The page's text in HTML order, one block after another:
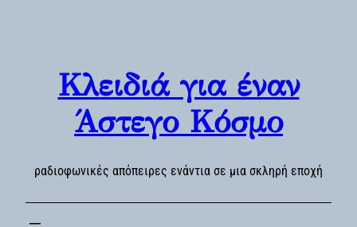
Κλειδιά για έναν
Άστεγο Κόσμο
ραδιοφωνικές απόπειρες ενάντια σε μια σκληρή εποχή